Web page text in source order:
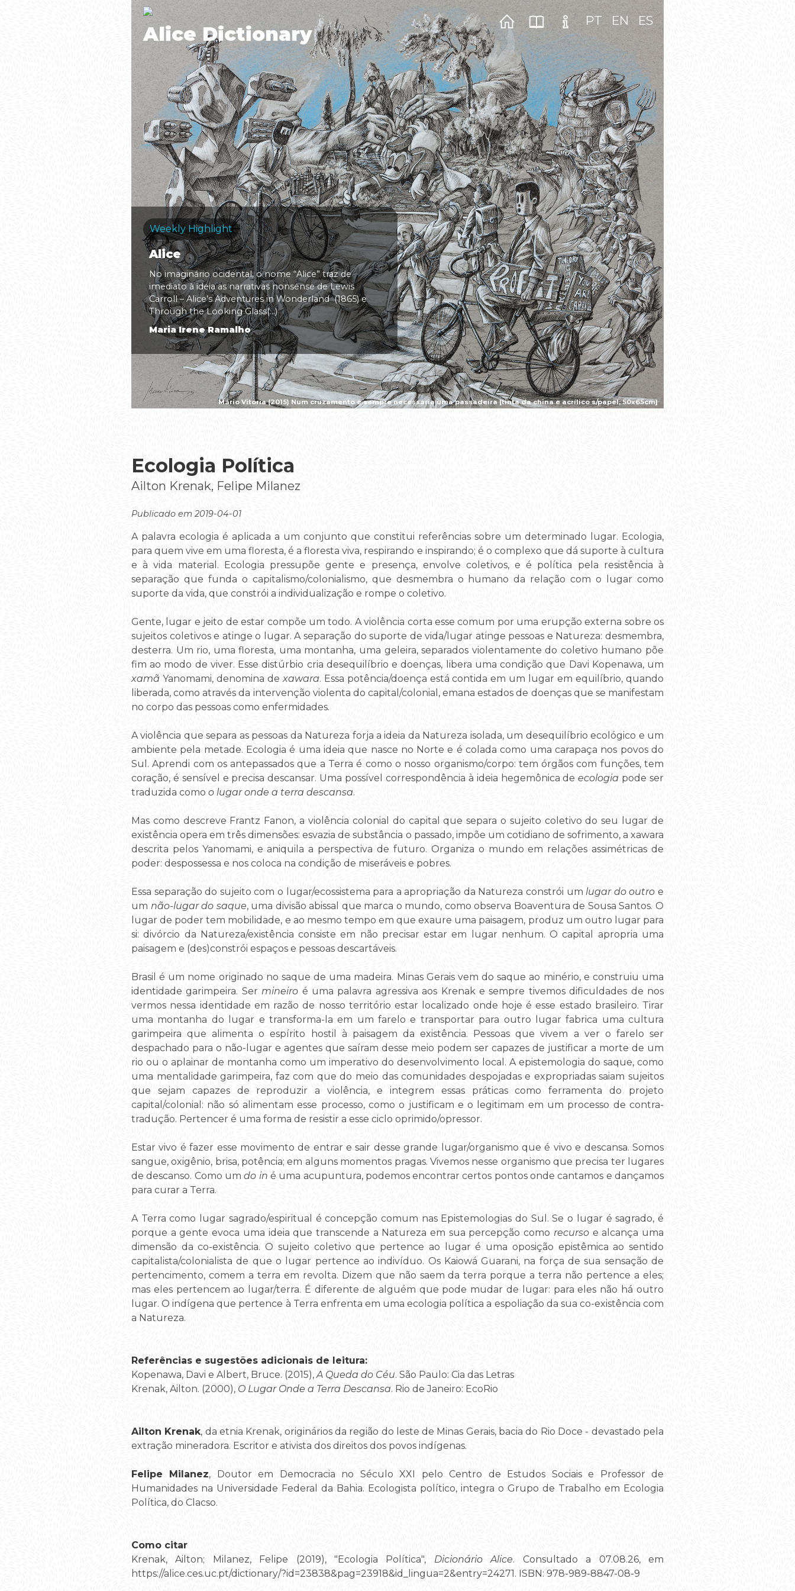
Mário Vitória (2015) Num cruzamento é sempre necessária uma passadeira [tinta da china e acrílico s/papel, 50x65cm]
Alice Dictionary
PT EN ES
Weekly Highlight
Alice
No imaginário ocidental, o nome “Alice” traz de
imediato à ideia as narrativas nonsense de Lewis
Carroll – Alice’s Adventures in Wonderland (1865) e
Through the Looking Glass(...)
Maria Irene Ramalho
Ecologia Política
Ailton Krenak, Felipe Milanez
Publicado em 2019-04-01
A palavra ecologia é aplicada a um conjunto que constitui referências sobre um determinado lugar. Ecologia,
para quem vive em uma floresta, é a floresta viva, respirando e inspirando; é o complexo que dá suporte à cultura
e à vida material. Ecologia pressupõe gente e presença, envolve coletivos, e é política pela resistência à
separação que funda o capitalismo/colonialismo, que desmembra o humano da relação com o lugar como
suporte da vida, que constrói a individualização e rompe o coletivo.
Gente, lugar e jeito de estar compõe um todo. A violência corta esse comum por uma erupção externa sobre os
sujeitos coletivos e atinge o lugar. A separação do suporte de vida/lugar atinge pessoas e Natureza: desmembra,
desterra. Um rio, uma floresta, uma montanha, uma geleira, separados violentamente do coletivo humano põe
fim ao modo de viver. Esse distúrbio cria desequilíbrio e doenças, libera uma condição que Davi Kopenawa, um
xamã Yanomami, denomina dexawara. Essa potência/doença está contida em um lugar em equilíbrio, quando
liberada, como através da intervenção violenta do capital/colonial, emana estados de doenças que se manifestam
no corpo das pessoas como enfermidades.
A violência que separa as pessoas da Natureza forja a ideia da Natureza isolada, um desequilíbrio ecológico e um
ambiente pela metade. Ecologia é uma ideia que nasce no Norte e é colada como uma carapaça nos povos do
Sul. Aprendi com os antepassados que a Terra é como o nosso organismo/corpo: tem órgãos com funções, tem
coração, é sensível e precisa descansar. Uma possível correspondência à ideia hegemônica deecologia pode ser
traduzida como o lugar onde a terra descansa.
Mas como descreve Frantz Fanon, a violência colonial do capital que separa o sujeito coletivo do seu lugar de
existência opera em três dimensões: esvazia de substância o passado, impõe um cotidiano de sofrimento, a xawara
descrita pelos Yanomami, e aniquila a perspectiva de futuro. Organiza o mundo em relações assimétricas de
poder: despossessa e nos coloca na condição de miseráveis e pobres.
Essa separação do sujeito com o lugar/ecossistema para a apropriação da Natureza constrói um lugar do outroe
um não-lugar do saque, uma divisão abissal que marca o mundo, como observa Boaventura de Sousa Santos. O
lugar de poder tem mobilidade, e ao mesmo tempo em que exaure uma paisagem, produz um outro lugar para
si: divórcio da Natureza/existência consiste em não precisar estar em lugar nenhum. O capital apropria uma
paisagem e (des)constrói espaços e pessoas descartáveis.
Brasil é um nome originado no saque de uma madeira. Minas Gerais vem do saque ao minério, e construiu uma
identidade garimpeira. Sermineiro é uma palavra agressiva aos Krenak e sempre tivemos dificuldades de nos
vermos nessa identidade em razão de nosso território estar localizado onde hoje é esse estado brasileiro. Tirar
uma montanha do lugar e transforma-la em um farelo e transportar para outro lugar fabrica uma cultura
garimpeira que alimenta o espírito hostil à paisagem da existência. Pessoas que vivem a ver o farelo ser
despachado para o não-lugar e agentes que saíram desse meio podem ser capazes de justificar a morte de um
rio ou o aplainar de montanha como um imperativo do desenvolvimento local. A epistemologia do saque, como
uma mentalidade garimpeira, faz com que do meio das comunidades despojadas e expropriadas saiam sujeitos
que sejam capazes de reproduzir a violência, e integrem essas práticas como ferramenta do projeto
capital/colonial: não só alimentam esse processo, como o justificam e o legitimam em um processo de contra-
tradução. Pertencer é uma forma de resistir a esse ciclo oprimido/opressor.
Estar vivo é fazer esse movimento de entrar e sair desse grande lugar/organismo que é vivo e descansa. Somos
sangue, oxigênio, brisa, potência; em alguns momentos pragas. Vivemos nesse organismo que precisa ter lugares
de descanso. Como umdo in é uma acupuntura, podemos encontrar certos pontos onde cantamos e dançamos
para curar a Terra.
A Terra como lugar sagrado/espiritual é concepção comum nas Epistemologias do Sul. Se o lugar é sagrado, é
porque a gente evoca uma ideia que transcende a Natureza em sua percepção como recursoe alcança uma
dimensão da co-existência. O sujeito coletivo que pertence ao lugar é uma oposição epistêmica ao sentido
capitalista/colonialista de que o lugar pertence ao indivíduo. Os Kaiowá Guarani, na força de sua sensação de
pertencimento, comem a terra em revolta. Dizem que não saem da terra porque a terra não pertence a eles;
mas eles pertencem ao lugar/terra. É diferente de alguém que pode mudar de lugar: para eles não há outro
lugar. O indígena que pertence à Terra enfrenta em uma ecologia política a espoliação da sua co-existência com
a Natureza.
Referências e sugestões adicionais de leitura:
Kopenawa, Davi e Albert, Bruce. (2015),A Queda do Céu. São Paulo: Cia das Letras
Krenak, Ailton. (2000), O Lugar Onde a Terra Descansa. Rio de Janeiro: EcoRio
Ailton Krenak, da etnia Krenak, originários da região do leste de Minas Gerais, bacia do Rio Doce - devastado pela
extração mineradora. Escritor e ativista dos direitos dos povos indígenas.
Felipe Milanez, Doutor em Democracia no Século XXI pelo Centro de Estudos Sociais e Professor de
Humanidades na Universidade Federal da Bahia. Ecologista político, integra o Grupo de Trabalho em Ecologia
Política, do Clacso.
Como citar
Krenak, Ailton; Milanez, Felipe (2019), "Ecologia Política", Dicionário Alice. Consultado a 07.08.26, em
https://alice.ces.uc.pt/dictionary/?id=23838&pag=23918&id_lingua=2&entry=24271. ISBN: 978-989-8847-08-9